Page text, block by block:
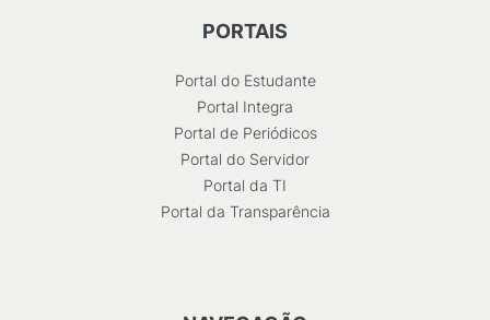
PORTAIS
Portal do Estudante
Portal Integra
Portal de Periódicos
Portal do Servidor
Portal da TI
Portal da Transparência